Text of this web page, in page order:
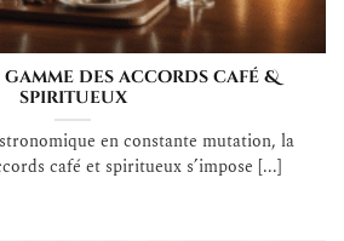
gamme des accords café &
spiritueux
en constante mutation, la
café et spiritueux s’impose [...]